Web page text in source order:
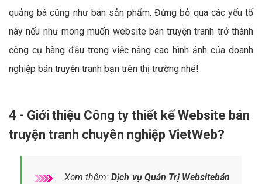
quảng bá cũng như bán sản phẩm. Đừng bỏ qua các yếu tố
này nếu như mong muốn website bán truyện tranh trở thành
công cụ hàng đầu trong việc nâng cao hình ảnh của doanh
nghiệp bán truyện tranh bạn trên thị trường nhé!
4 - Giới thiệu Công ty thiết kế Website bán
truyện tranh chuyên nghiệp VietWeb?
Xem thêm:Dịch vụ Quản Trị Websitebán